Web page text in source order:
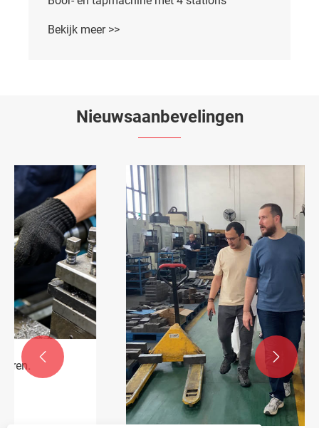
Bekijk meer >>
Nieuwsaanbevelingen
 